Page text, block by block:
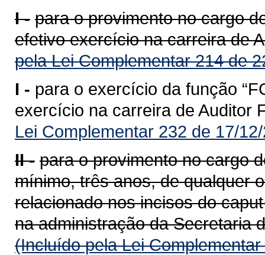
I - para o provimento no cargo
efetivo exercício na carreira de
pela Lei Complementar 214 de
I - para o exercício da função
exercício na carreira de Auditor
Lei Complementar 232 de 17/
II - para o provimento no cargo
mínimo, três anos, de qualquer
relacionado nos incisos do
na administração da Secretaria
(Incluído pela Lei